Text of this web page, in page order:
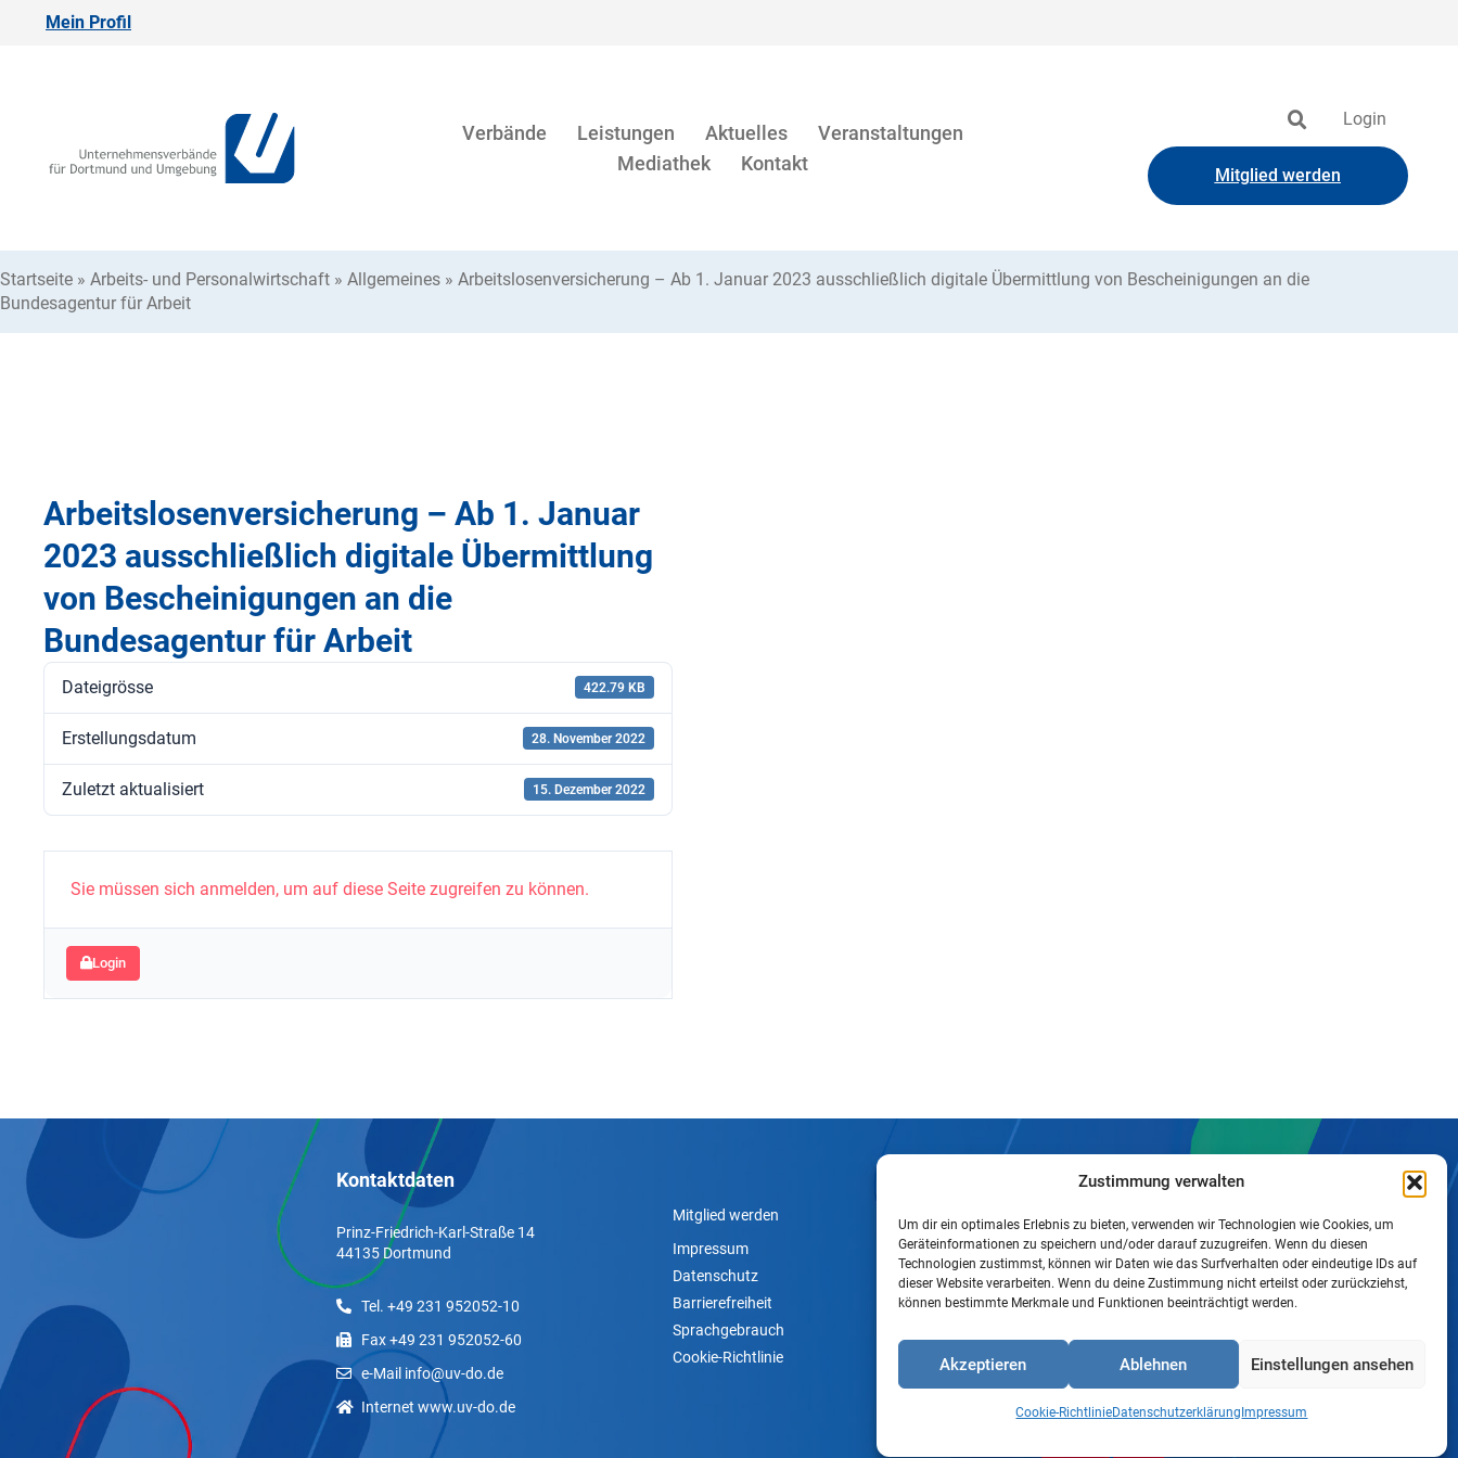
Zustimmung verwalten
Um dir ein optimales Erlebnis zu bieten, verwenden wir Technologien wie Cookies, um
Geräteinformationen zu speichern und/oder darauf zuzugreifen. Wenn du diesen
Technologien zustimmst, können wir Daten wie das Surfverhalten oder eindeutige IDs auf
dieser Website verarbeiten. Wenn du deine Zustimmung nicht erteilst oder zurückziehst,
können bestimmte Merkmale und Funktionen beeinträchtigt werden.
Akzeptieren Ablehnen Einstellungen ansehen
Cookie-RichtlinieDatenschutzerklärung Impressum
Mein Profil
Verbände Leistungen Aktuelles
Veranstaltungen
Mediathek
Kontakt
Login
Mitglied werden
Startseite » Arbeits- und Personalwirtschaft » Allgemeines » Arbeitslosenversicherung – Ab 1. Januar 2023 ausschließlich digitale Übermittlung von Bescheinigungen an die
Bundesagentur für Arbeit
Arbeitslosenversicherung – Ab 1. Januar
2023 ausschließlich digitale Übermittlung
von Bescheinigungen an die
Bundesagentur für Arbeit
Dateigrösse 422.79 KB
Erstellungsdatum 28. November 2022
Zuletzt aktualisiert 15. Dezember 2022
Sie müssen sich anmelden, um auf diese Seite zugreifen zu können.
Login
Kontaktdaten
Prinz-Friedrich-Karl-Straße 14
44135 Dortmund
Tel. +49 231 952052-10
Fax +49 231 952052-60
e-Mail info@uv-do.de
Internet www.uv-do.de
Mitglied werden
Impressum
Datenschutz
Barrierefreiheit
Sprachgebrauch
Cookie-Richtlinie